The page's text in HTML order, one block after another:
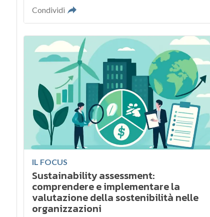
Condividi
IL FOCUS
Sustainability assessment:
comprendere e implementare la
valutazione della sostenibilità nelle
organizzazioni